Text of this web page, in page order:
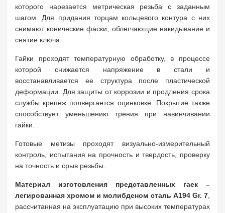
которого нарезается метрическая резьба с заданным
шагом. Для придания торцам кольцевого контура с них
снимают конические фаски, облегчающие накидывание и
снятие ключа.
Гайки проходят температурную обработку, в процессе
которой снижается напряжение в стали и
восстанавливается ее структура после пластической
деформации. Для защиты от коррозии и продления срока
службы крепеж полвергается оцинковке. Покрытие также
способствует уменьшению трения при навинчивании
гайки.
Готовые метизы проходят визуально-измерительный
контроль, испытания на прочность и твердость, проверку
на точность и срыв резьбы.
Материал изготовления представленных гаек –
легированная хромом и молибденом сталь A194 Gr. 7
рассчитанная на эксплуатацию при высоких температурах